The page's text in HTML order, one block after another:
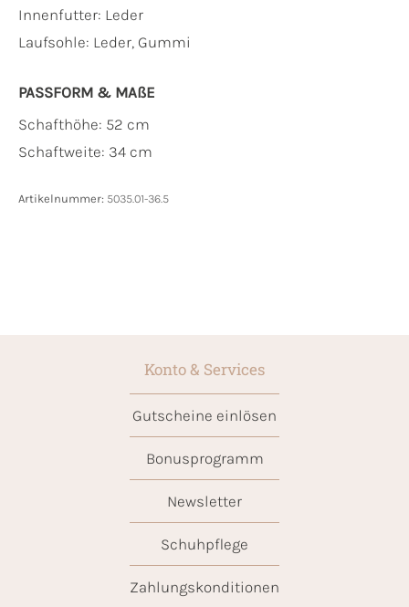
Innenfutter: Leder
Laufsohle: Leder, Gummi
PASSFORM & MAẞE
Schafthöhe: 52 cm
Schaftweite: 34 cm
Artikelnummer: 5035.01-36.5
Konto & Services
Gutscheine einlösen
Bonusprogramm
Newsletter
Schuhpflege
Zahlungskonditionen